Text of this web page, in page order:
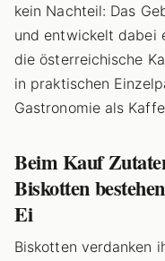
kein Nachteil: Das
und entwickelt dabei
die österreichische
in praktischen
Gastronomie als
Beim Kauf
Biskotten
Ei
Biskotten verdanken